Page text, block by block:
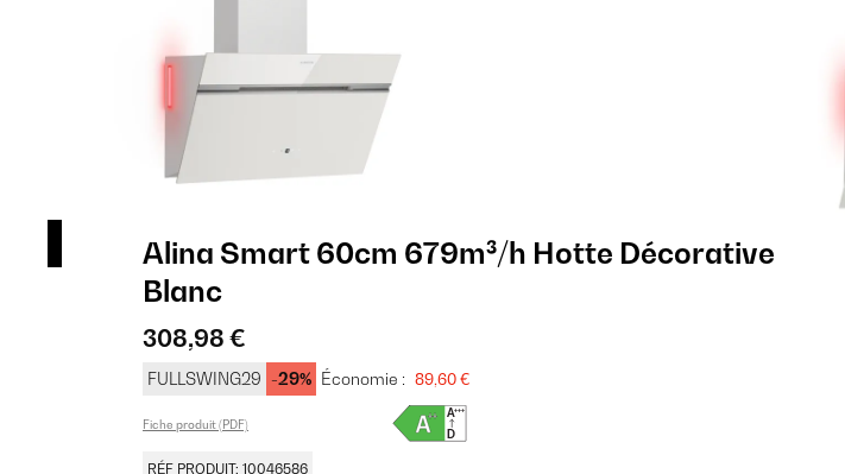
Alina Smart 60cm 679m³/h Hotte Décorative
Blanc
308,98 €
FULLSWING29 -29% Économie : 89,60 €
Fiche produit (PDF)
RÉF PRODUIT: 10046586